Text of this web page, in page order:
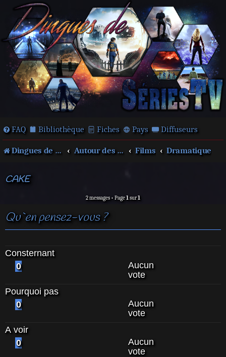
FAQ Bibliothèque Fiches Pays Diffuseurs
Dingues de séries télé ! Autour des films et séries Films Dramatique
CAKE
2 messages • Page1sur1
Qu`en pensez-vous ?
Consternant
0
Aucun
vote
Pourquoi pas
0
Aucun
vote
A voir
0
Aucun
vote